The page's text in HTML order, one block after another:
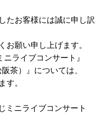
たお客様には誠に申し訳
お願い申し上げます。
ライブコンサート』
茶）』については、
す。
ミニライブコンサート